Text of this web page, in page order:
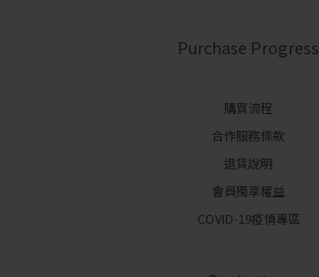
Purchase Progress
購買流程
合作服務條款
退貨說明
會員獨享權益
COVID-19疫情專區